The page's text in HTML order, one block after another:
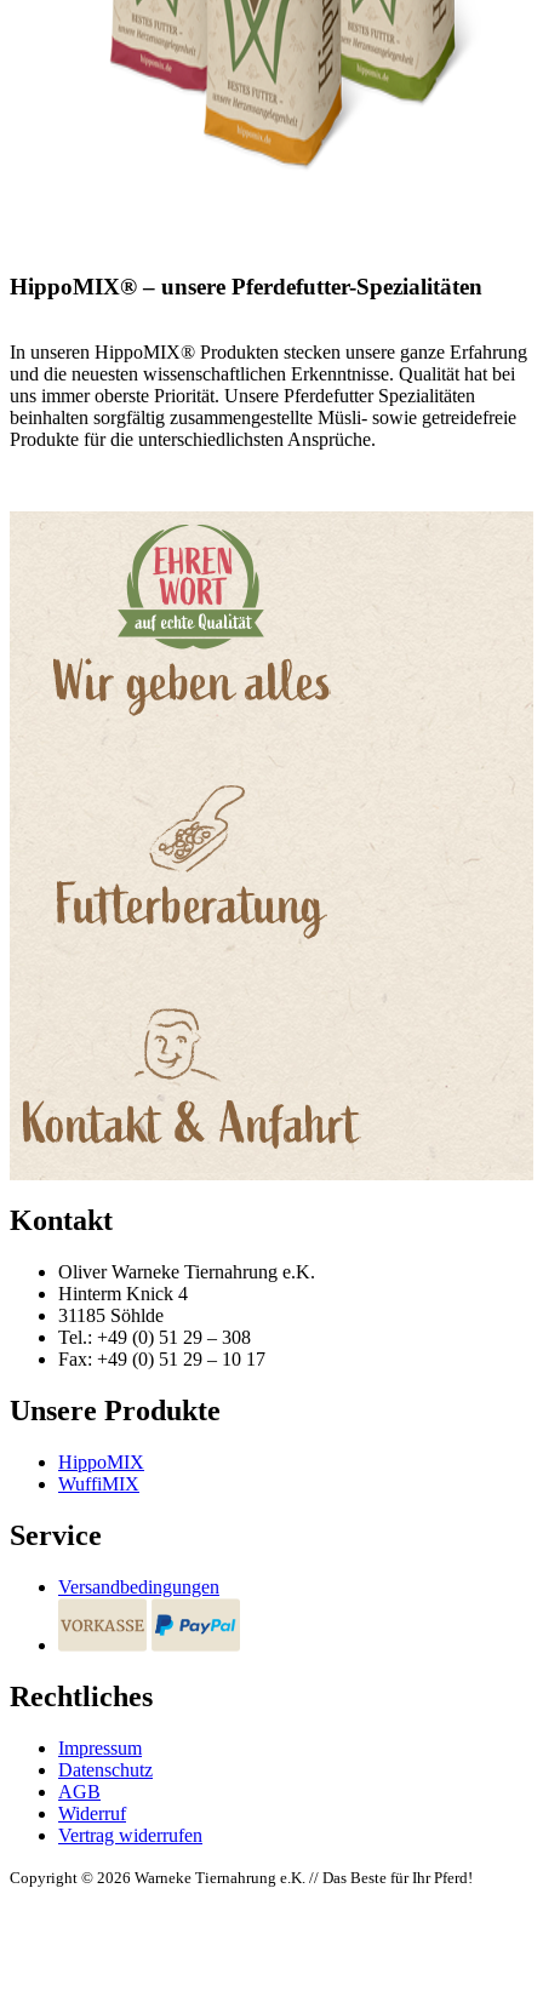
HippoMIX® – unsere Pferdefutter-Spezialitäten
In unseren HippoMIX® Produkten stecken unsere ganze Erfahrung
und die neuesten wissenschaftlichen Erkenntnisse. Qualität hat bei
uns immer oberste Priorität. Unsere Pferdefutter Spezialitäten
beinhalten sorgfältig zusammengestellte Müsli- sowie getreidefreie
Produkte für die unterschiedlichsten Ansprüche.
Kontakt
Oliver Warneke Tiernahrung e.K.
Hinterm Knick 4
31185 Söhlde
Tel.: +49 (0) 51 29 – 308
Fax: +49 (0) 51 29 – 10 17
Unsere Produkte
HippoMIX
WuffiMIX
Service
Versandbedingungen
Rechtliches
Impressum
Datenschutz
AGB
Widerruf
Vertrag widerrufen
Copyright © 2026 Warneke Tiernahrung e.K. // Das Beste für Ihr Pferd!